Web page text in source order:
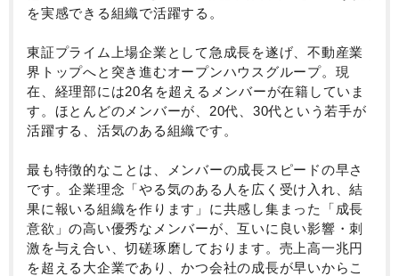
本ポジションの魅力としては、上場企業における経理
スピードでのキャリア
アップを狙うことができる点です。会社の圧倒的な成
長に合わせ、業務の幅が広がっているため幅広い経理
業務に携わることができます。
また、昇進・昇格の機会が年に4回設けられており、社
クトに評価が反映されます。
圧倒的成長企業における環境にて、スキルアップやキ
ャリアアップを狙いたい人に非常におススメの求人で
す。
を実感できる組織で活躍する。
東証プライム上場企業として急成長を遂げ、不動産業
界トップへと突き進むオープンハウスグループ。現
在、経理部には20名を超えるメンバーが在籍していま
す。ほとんどのメンバーが、20代、30代という若手が
活躍する、活気のある組織です。
最も特徴的なことは、メンバーの成長スピードの早さ
です。企業理念「やる気のある人を広く受け入れ、結
果に報いる組織を作ります」に共感し集まった「成長
意欲」の高い優秀なメンバーが、互いに良い影響・刺
激を与え合い、切磋琢磨しております。売上高一兆円
を超える大企業であり、かつ会社の成長が早いからこ